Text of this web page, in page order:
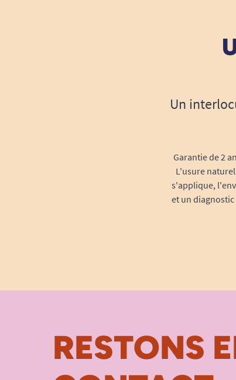
Un
Garantie de 2
L'usure
s'applique,
et un
RESTONS